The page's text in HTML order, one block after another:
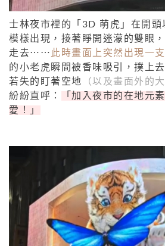
士林夜市裡的「3D 萌虎」在開頭
模樣出現，接著睜開迷濛的雙眼
走去⋯⋯ 此時畫面上突然出現一
的小老虎瞬間被香味吸引，撲上
若失的盯著空地 （以及畫面外的大
紛紛直呼：
「加入夜市的在地元
愛！」